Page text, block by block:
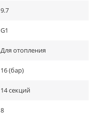
9.7
G1
Для отопления
16 (бар)
14 секций
8